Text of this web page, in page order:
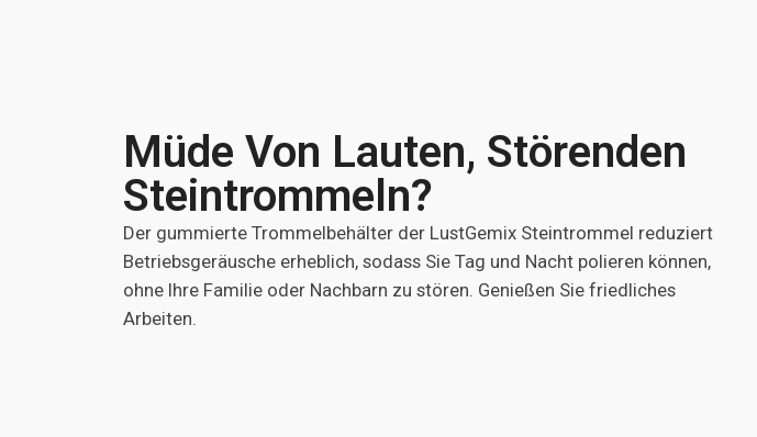
Müde Von Lauten, Störenden
Steintrommeln?
Der gummierte Trommelbehälter der LustGemix Steintrommel reduziert
Betriebsgeräusche erheblich, sodass Sie Tag und Nacht polieren können,
ohne Ihre Familie oder Nachbarn zu stören. Genießen Sie friedliches
Arbeiten.